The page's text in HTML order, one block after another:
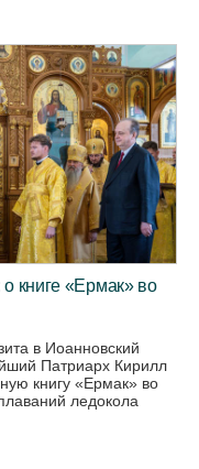
книге «Ермак» во
в Иоанновский
Патриарх Кирилл
книгу «Ермак» во
ледокола